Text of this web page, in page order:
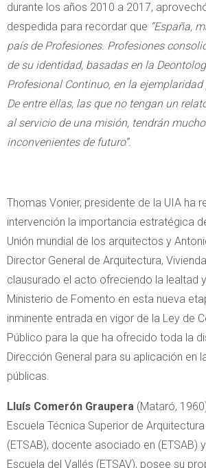
durante los años 2010 a 2017,
despedida para recordar que “España,
país de Profesiones. Profesiones
de su identidad, basadas en la
Profesional Continuo, en la ejemplaridad
De entre ellas, las que no tengan un
al servicio de una misión, tendrán
inconvenientes de futuro”.
Thomas Vonier, presidente de la UIA ha
intervención la importancia estratégica
Unión mundial de los arquitectos y
Director General de Arquitectura,
clausurado el acto ofreciendo la lealtad
Ministerio de Fomento en esta nueva
inminente entrada en vigor de la Ley de
Público para la que ha ofrecido toda la
Dirección General para su aplicación en
públicas.
Lluís Comerón Graupera (Mataró,
Escuela Técnica Superior de
(ETSAB), docente asociado en (ETSAB)
Escuela del Vallés (ETSAV), posee su